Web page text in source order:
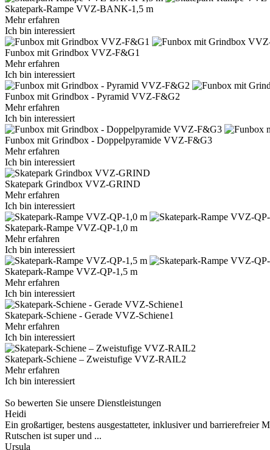
Skatepark-Rampe VVZ-BANK-1,5 m
Mehr erfahren
Ich bin interessiert
Funbox mit Grindbox VVZ-F&G1
Mehr erfahren
Ich bin interessiert
Funbox mit Grindbox - Pyramid VVZ-F&G2
Mehr erfahren
Ich bin interessiert
Funbox mit Grindbox - Doppelpyramide VVZ-F&G3
Mehr erfahren
Ich bin interessiert
Skatepark Grindbox VVZ-GRIND
Mehr erfahren
Ich bin interessiert
Skatepark-Rampe VVZ-QP-1,0 m
Mehr erfahren
Ich bin interessiert
Skatepark-Rampe VVZ-QP-1,5 m
Mehr erfahren
Ich bin interessiert
Skatepark-Schiene - Gerade VVZ-Schiene1
Mehr erfahren
Ich bin interessiert
Skatepark-Schiene – Zweistufige VVZ-RAIL2
Mehr erfahren
Ich bin interessiert
So bewerten Sie unsere Dienstleistungen
Heidi
Ein großartiger, bestens ausgestatteter, inklusiver und
Rutschen ist super und ...
Ursula